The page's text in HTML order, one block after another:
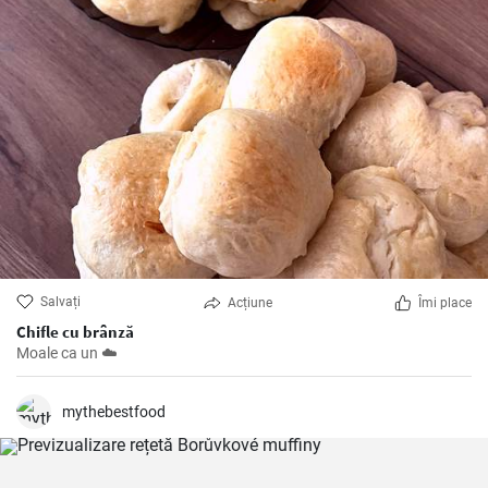
Salvați Acțiune Îmi place
Chifle cu brânză
Moale ca un ☁️
mythebestfood